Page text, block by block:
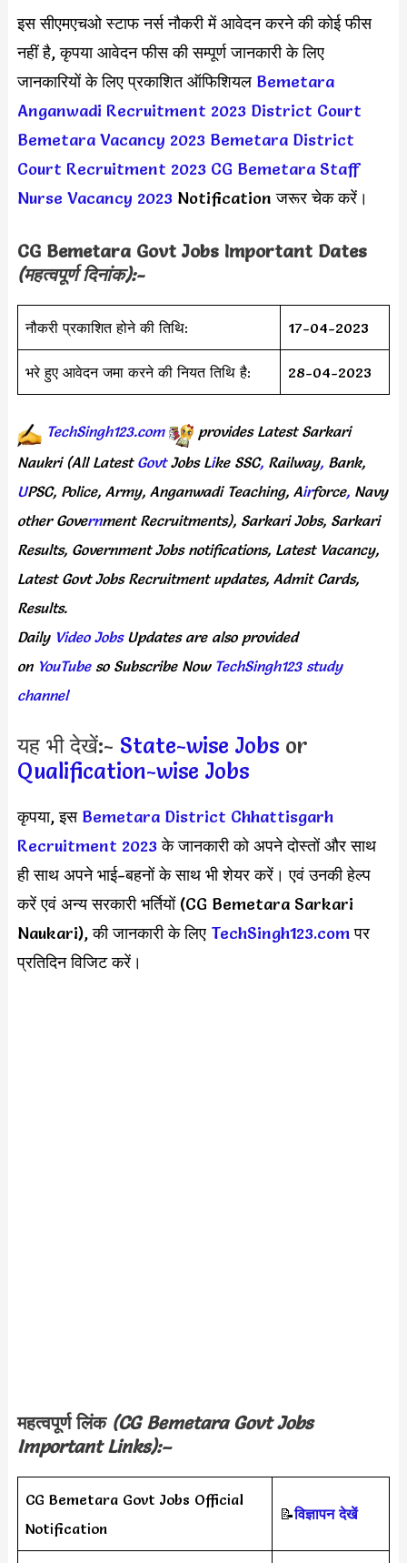
इस सीएमएचओ स्टाफ नर्स नौकरी में आवेदन करने की कोई फीस
नहीं है, कृपया आवेदन फीस की सम्पूर्ण जानकारी के लिए
जानकारियों के लिए प्रकाशित ऑफिशियल Bemetara
Anganwadi Recruitment 2023 District Court
Bemetara Vacancy 2023 Bemetara District
Court Recruitment 2023 CG Bemetara Staff
Nurse Vacancy 2023Notification जरूर चेक करें।
CG Bemetara Govt Jobs Important Dates
(महत्वपूर्ण दिनांक):-
नौकरी प्रकाशित होने की तिथि: 17-04-2023
भरे हुए आवेदन जमा करने की नियत तिथि है: 28-04-2023
TechSingh123.com provides Latest Sarkari
Naukri (All Latest Govt Jobs Like SSC, Railway, Bank,
UPSC, Police, Army, Anganwadi Teaching, Airforce, Navy
other Government Recruitments), Sarkari Jobs, Sarkari
Results, Government Jobs notifications, Latest Vacancy,
Latest Govt Jobs Recruitment updates, Admit Cards,
Results.
Daily Video JobsUpdates are also provided
on YouTubeso Subscribe Now TechSingh123 study
channel
यह भी देखें:- State-wise Jobs or
Qualification-wise Jobs
कृपया, इस Bemetara District Chhattisgarh
Recruitment 2023के जानकारी को अपने दोस्तों और साथ
ही साथ अपने भाई-बहनों के साथ भी शेयर करें। एवं उनकी हेल्प
करें एवं अन्य सरकारी भर्तियों (CG Bemetara Sarkari
Naukari), की जानकारी के लिए TechSingh123.comपर
प्रतिदिन विजिट करें।
महत्वपूर्ण लिंक (CG Bemetara Govt Jobs
Important Links):–
CG Bemetara Govt Jobs Official
Notification
📝विज्ञापन देखें